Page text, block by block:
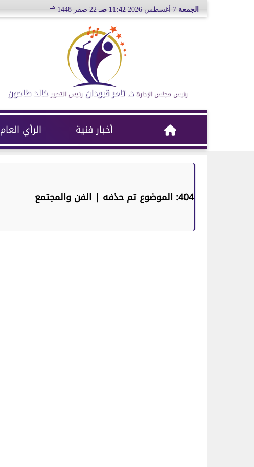
الجمعة 11:42 صـ 22 صفر 1448 هـ
رئيس مجلس الإدارة د. تامر قبودان رئيس التحرير خالد طاحون
أخبار فنية الرأي العام
404: الموضوع تم حذفه | الفن والمجتمع